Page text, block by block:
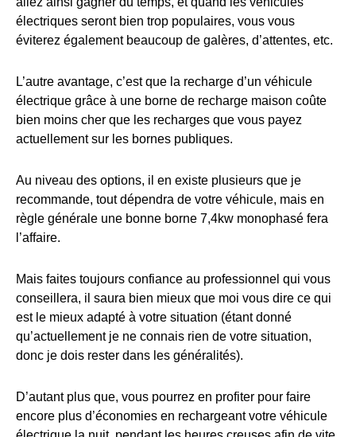
électriques seront bien trop populaires, vous vous
éviterez également beaucoup de galères, d’attentes, etc.
L’autre avantage, c’est que la recharge d’un véhicule
électrique grâce à une borne de recharge maison coûte
bien moins cher que les recharges que vous payez
actuellement sur les bornes publiques.
Au niveau des options, il en existe plusieurs que je
recommande, tout dépendra de votre véhicule, mais en
règle générale une bonne borne 7,4kw monophasé fera
l’affaire.
Mais faites toujours confiance au professionnel qui vous
conseillera, il saura bien mieux que moi vous dire ce qui
est le mieux adapté à votre situation (étant donné
qu’actuellement je ne connais rien de votre situation,
donc je dois rester dans les généralités).
D’autant plus que, vous pourrez en profiter pour faire
encore plus d’économies en rechargeant votre véhicule